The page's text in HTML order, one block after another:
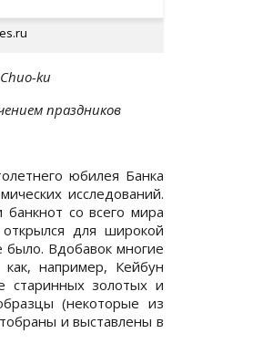
ku
праздников
юбилея Банка
исследований.
со всего мира
для широкой
было. Вдобавок многие
например, Кейбун
старинных золотых и
(некоторые из
и выставлены в